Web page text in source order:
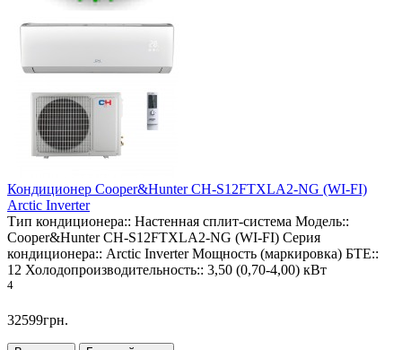
Кондиционер Cooper&Hunter CH-S12FTXLA2-NG (WI-FI)
Arctic Inverter
Тип кондиционера:: Настенная сплит-система Модель::
Cooper&Hunter CH-S12FTXLA2-NG (WI-FI) Серия
кондиционера:: Arctic Inverter Мощность (маркировка) БТЕ::
12 Холодопроизводительность:: 3,50 (0,70-4,00) кВт
4
32599грн.